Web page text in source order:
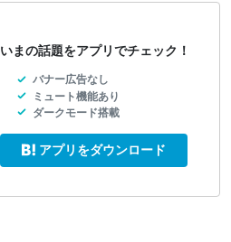
いまの話題をアプリでチェック！
バナー広告なし
ミュート機能あり
ダークモード搭載
アプリをダウンロード